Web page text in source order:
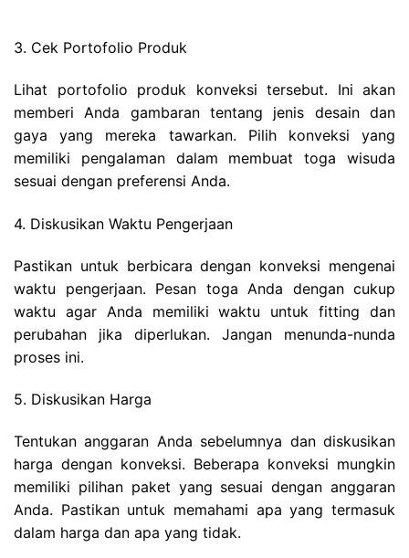
3. Cek Portofolio Produk
Lihat portofolio produk konveksi tersebut. Ini akan
memberi Anda gambaran tentang jenis desain dan
gaya yang mereka tawarkan. Pilih konveksi yang
memiliki pengalaman dalam membuat toga wisuda
sesuai dengan preferensi Anda.
4. Diskusikan Waktu Pengerjaan
Pastikan untuk berbicara dengan konveksi mengenai
waktu pengerjaan. Pesan toga Anda dengan cukup
waktu agar Anda memiliki waktu untuk fitting dan
perubahan jika diperlukan. Jangan menunda-nunda
proses ini.
5. Diskusikan Harga
Tentukan anggaran Anda sebelumnya dan diskusikan
harga dengan konveksi. Beberapa konveksi mungkin
memiliki pilihan paket yang sesuai dengan anggaran
Anda. Pastikan untuk memahami apa yang termasuk
dalam harga dan apa yang tidak.